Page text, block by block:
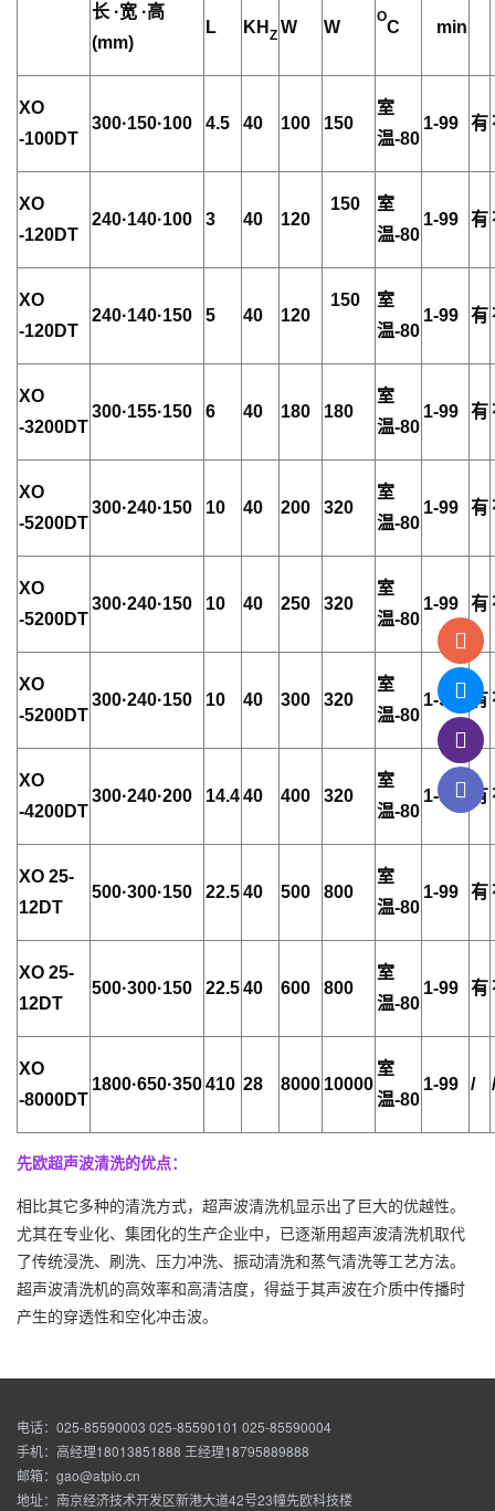
长 ·宽 ·高
(mm)
L KH Z W W
O
C min
XO
-100DT
300·150·100 4.5 40 100 150
室
温-80
1-99 有
XO
-120DT
240·140·100 3 40 120
150
室
温-80
1-99 有
XO
-120DT
240·140·150 5 40 120
150
室
温-80
1-99 有
XO
-3200DT
300·155·150 6 40 180 180
室
温-80
1-99 有
XO
-5200DT
300·240·150 10 40 200 320
室
温-80
1-99 有
XO
-5200DT
300·240·150 10 40 250 320
室
温-80
1-99 有
XO
-5200DT
300·240·150 10 40 300 320
室
温-80
1-99 有
XO
-4200DT
300·240·200 14.440 400 320
室
温-80
1-99 有
XO 25-
12DT
500·300·150 22.540 500 800
室
温-80
1-99 有
XO 25-
12DT
500·300·150 22.540 600 800
室
温-80
1-99 有
XO
-8000DT
1800·650·350410 28 8000 10000
室
温-80
1-99 / /
先欧超声波清洗的优点：
相比其它多种的清洗方式，超声波清洗机显示出了巨大的优越性。
尤其在专业化、集团化的生产企业中，已逐渐用超声波清洗机取代
了传统浸洗、刷洗、压力冲洗、振动清洗和蒸气清洗等工艺方法。
超声波清洗机的高效率和高清洁度，得益于其声波在介质中传播时
产生的穿透性和空化冲击波。
电话：025-85590003 025-85590101 025-85590004
手机：高经理18013851888 王经理18795889888
邮箱：gao@atpio.cn
地址：南京经济技术开发区新港大道42号23幢先欧科技楼